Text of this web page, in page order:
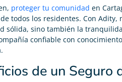
proteger tu comunidad en
todos los residentes. Con
sólida, sino también la
confiable con
de un Seguro